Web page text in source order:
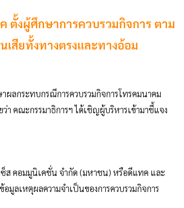
ตั้งผู้ศึกษาการควบรวมกิจการ ตาม
สียทั้งทางตรงและทางอ้อม
ผลกระทบกรณีการควบรวมกิจการโทรคมนาคม
คณะกรรมาธิการฯ ได้เชิญผู้บริหารเข้ามาชี้แจง
ส คอมมูนิเคชั่น จำกัด (มหาชน) หรือดีแทค และ
มูลเหตุผลความจำเป็นของการควบรวมกิจการ